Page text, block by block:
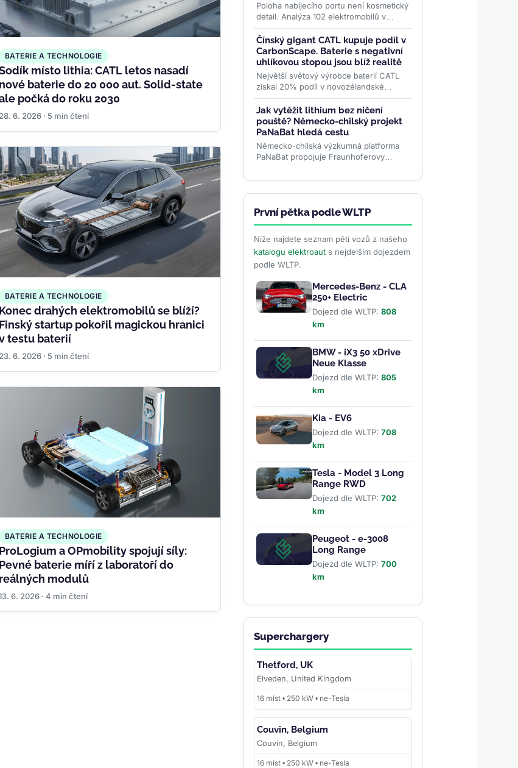
BATERIE A TECHNOLOGIE
místo lithia: CATL letos nasadí
nové baterie do 20 000 aut. Solid-state
počká do roku 2030
28. 6. 2026 · 5 min čtení
BATERIE A TECHNOLOGIE
Konec drahých elektromobilů se blíží?
Finský startup pokořil magickou hranici
testu baterií
23. 6. 2026 · 5 min čtení
BATERIE A TECHNOLOGIE
ProLogium a OPmobility spojují síly:
Pevné baterie míří z laboratoří do
reálných modulů
6. 2026 · 4 min čtení
Poloha nabíjecího portu není kosmetický
detail. Analýza 102 elektromobilů v
katalogu EVMagazinu ukazuje, že 43
modelů má konektor vpravo...>>
Čínský gigant CATL kupuje podíl v
CarbonScape. Baterie s negativní
uhlíkovou stopou jsou blíž realitě
Největší světový výrobce baterií CATL
získal 20% podíl v novozélandské
společnosti CarbonScape. Cílem této
strategické investice je...>>
Jak vytěžit lithium bez ničení
pouště? Německo-chilský projekt
PaNaBat hledá cestu
Německo-chilská výzkumná platforma
PaNaBat propojuje Fraunhoferovy
lithium bez odpařovacích...>>
První pětka podle WLTP
Níže najdete seznam pěti vozů z našeho
katalogu elektroauts nejdelším dojezdem
podle WLTP.
Mercedes-Benz - CLA
250+ Electric
Dojezd dle WLTP: 808
km
BMW - iX3 50 xDrive
Neue Klasse
Dojezd dle WLTP: 805
km
Kia - EV6
Dojezd dle WLTP: 708
km
Tesla - Model 3 Long
Range RWD
Dojezd dle WLTP: 702
km
Peugeot - e-3008
Long Range
Dojezd dle WLTP: 700
km
Superchargery
Thetford, UK
Elveden, United Kingdom
16 míst • 250 kW • ne-Tesla
Couvin, Belgium
Couvin, Belgium
16 míst • 250 kW • ne-Tesla